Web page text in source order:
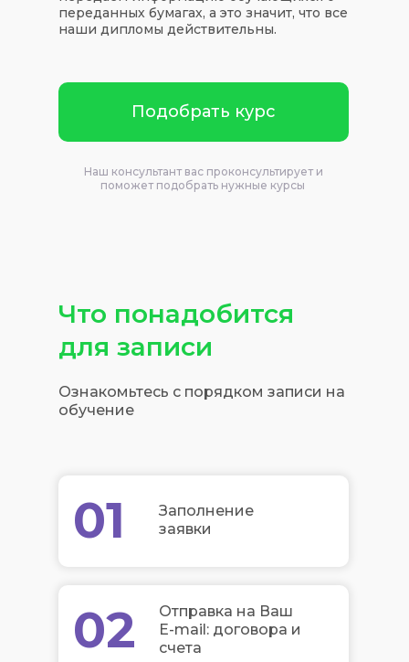
переданных бумагах, а это значит, что все
наши дипломы действительны.
Наш консультант вас проконсультирует и
поможет подобрать нужные курсы
Подобрать курс
Что понадобится
для записи
Ознакомьтесь с порядком записи на
обучение
01
02
Заполнение
заявки
Отправка на Ваш
E-mail: договора и
счета